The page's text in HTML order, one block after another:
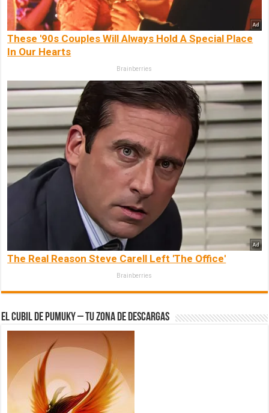
These '90s Couples Will Always Hold A Special Place
In Our Hearts
Brainberries
The Real Reason Steve Carell Left 'The Office'
Brainberries
El Cubil de Pumuky – Tu zona de Descargas